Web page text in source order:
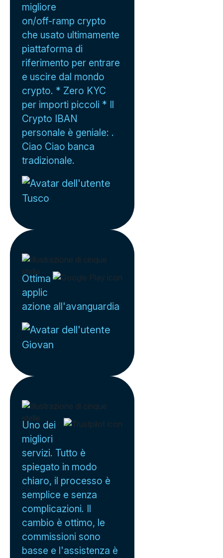
migliore
on/off-ramp crypto
che usato ultimamente
piattaforma di
riferimento per entrare
e uscire dal mondo
crypto. * Zero KYC
per importi piccoli * Il
Crypto IBAN
personale è geniale: .
Ciao Ciao banca
tradizionale.
Tusco
Ottima
applic
azione all'avanguardia
Giovan
Uno dei
migliori
servizi. Tutto è
spiegato in modo
chiaro, il processo è
semplice e senza
complicazioni. Il
cambio è ottimo, le
commissioni sono
basse e l'assistenza è